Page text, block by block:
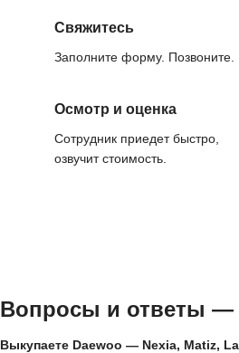
Свяжитесь
Заполните форму. Позвоните.
Осмотр и оценка
Сотрудник приедет быстро,
озвучит стоимость.
Вопросы и ответы —
Выкупаете Daewoo — Nexia, Matiz,